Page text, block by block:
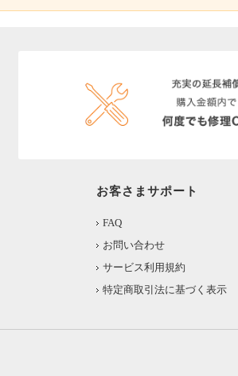
お客さまサポート
FAQ
お問い合わせ
サービス利用規約
特定商取引法に基づく表示